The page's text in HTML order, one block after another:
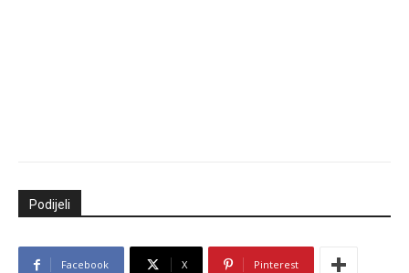
Podijeli
Facebook X Pinterest